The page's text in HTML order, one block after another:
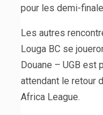
pour les demi-
Les autres
Louga BC se
Douane – UGB est
attendant le retour
Africa League.